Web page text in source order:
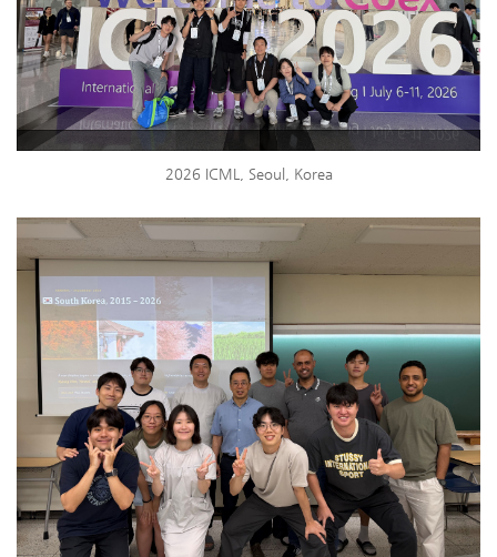
2026 ICML, Seoul, Korea